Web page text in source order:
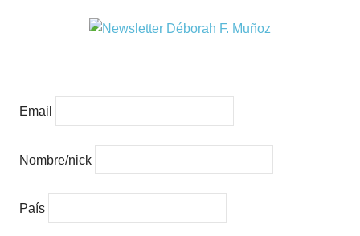
Email
Nombre/nick
País